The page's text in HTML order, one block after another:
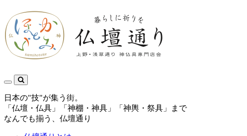
日本の"技"が集う街。
「仏壇・仏具」「神棚・神具」「神輿・祭具」まで
なんでも揃う、仏壇通り